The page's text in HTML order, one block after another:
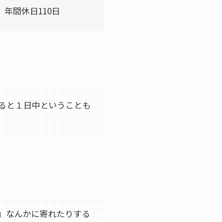
年間休日110日
と１日中ということも
なんかに寄れたりする